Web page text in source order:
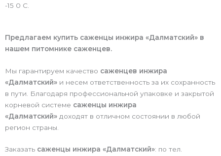
-15 0 С.
Предлагаем купить саженцы инжира «Далматский» в
нашем питомнике саженцев.
Мы гарантируем качество саженцев инжира
«Далматский» и несем ответственность за их сохранность
в пути. Благодаря профессиональной упаковке и закрытой
корневой системе саженцы инжира
«Далматский» доходят в отличном состоянии в любой
регион страны.
Заказать саженцы инжира «Далматский»: по тел.